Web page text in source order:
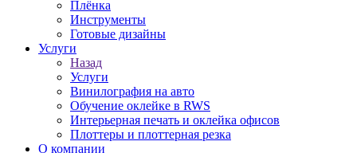
Плёнка
Инструменты
Готовые дизайны
Услуги
Назад
Услуги
Винилография на авто
Обучение оклейке в RWS
Интерьерная печать и оклейка офисов
Плоттеры и плоттерная резка
О компании